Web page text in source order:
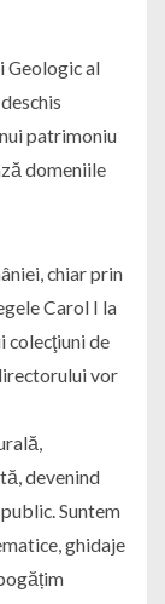
Geologic al
patrimoniu
domeniile
chiar prin
Carol I la
colecţiuni de
vor
devenind
Suntem
ghidaje